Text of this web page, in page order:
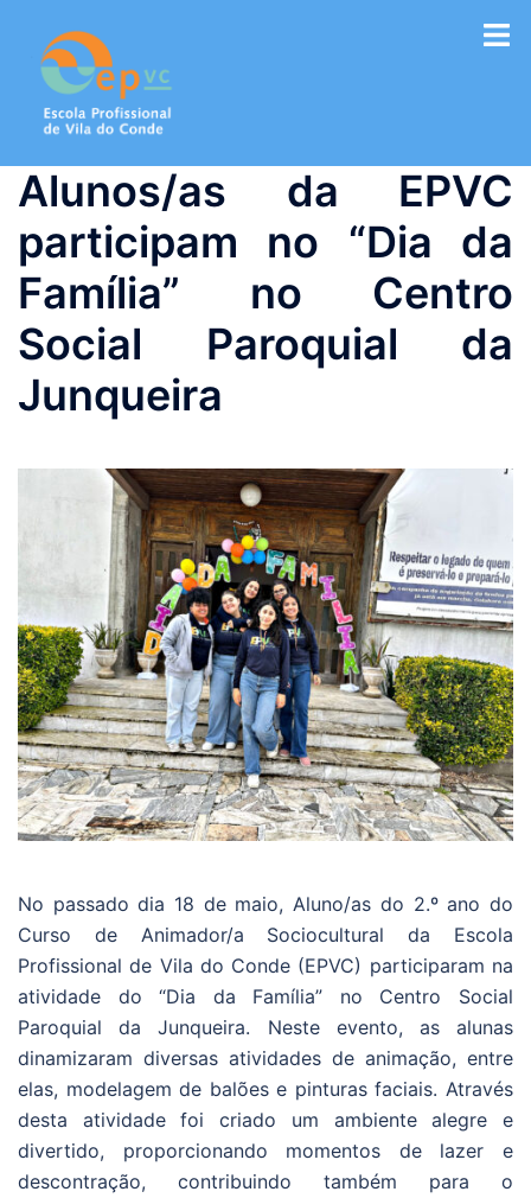
conteúdo
Alunos/as da EPVC
participam no “Dia da
Família” no Centro
Social Paroquial da
Junqueira
No passado dia 18 de maio, Aluno/as do 2.º ano do
Curso de Animador/a Sociocultural da Escola
Profissional de Vila do Conde (EPVC) participaram na
atividade do “Dia da Família” no Centro Social
Paroquial da Junqueira. Neste evento, as alunas
dinamizaram diversas atividades de animação, entre
elas, modelagem de balões e pinturas faciais. Através
desta atividade foi criado um ambiente alegre e
divertido, proporcionando momentos de lazer e
descontração, contribuindo também para o